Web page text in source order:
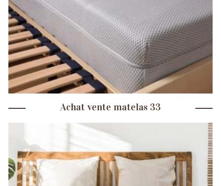
Achat vente matelas 33